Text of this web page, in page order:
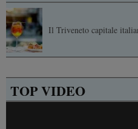
Il Triveneto capitale
TOP VIDEO